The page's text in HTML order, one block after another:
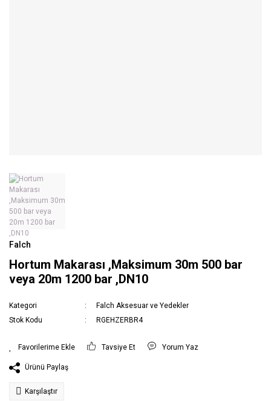
Falch
Hortum Makarası ,Maksimum 30m 500 bar
veya 20m 1200 bar ,DN10
Kategori
Falch Aksesuar ve Yedekler
Stok Kodu
RGEHZERBR4
Tavsiye Et Yorum Yaz
Ürünü Paylaş
Karşılaştır